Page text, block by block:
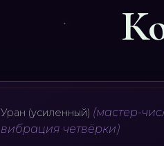
Уран (усиленный) (мастер-
вибрация четвёрки)